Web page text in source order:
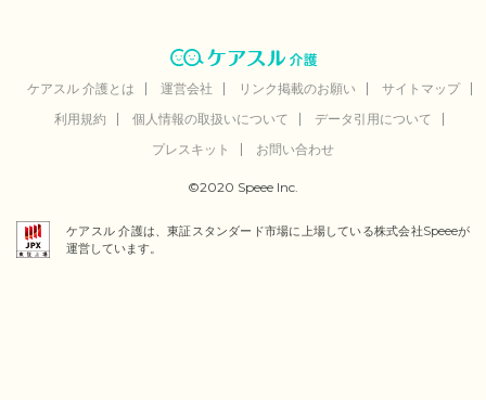
ケアスル 介護とは 運営会社 リンク掲載のお願い
サイトマップ
利用規約
個人情報の取扱いについて
データ引用について
プレスキット
お問い合わせ
©2020 Speee Inc.
ケアスル 介護は、東証スタンダード市場に上場している株式会社Speeeが
運営しています。